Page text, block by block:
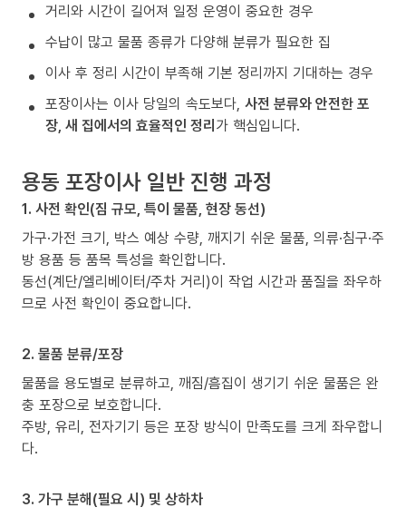
거리와 시간이 길어져 일정 운영이 중요한 경우
수납이 많고 물품 종류가 다양해 분류가 필요한 집
이사 후 정리 시간이 부족해 기본 정리까지 기대하는 경우
포장이사는 이사 당일의 속도보다, 사전 분류와 안전한 포
장, 새 집에서의 효율적인 정리가 핵심입니다.
용동 포장이사 일반 진행 과정
1. 사전 확인(짐 규모, 특이 물품, 현장 동선)
가구·가전 크기, 박스 예상 수량, 깨지기 쉬운 물품, 의류·침구·주
방 용품 등 품목 특성을 확인합니다.
동선(계단/엘리베이터/주차 거리)이 작업 시간과 품질을 좌우하
므로 사전 확인이 중요합니다.
2. 물품 분류/포장
물품을 용도별로 분류하고, 깨짐/흠집이 생기기 쉬운 물품은 완
충 포장으로 보호합니다.
주방, 유리, 전자기기 등은 포장 방식이 만족도를 크게 좌우합니
다.
3. 가구 분해(필요 시) 및 상하차